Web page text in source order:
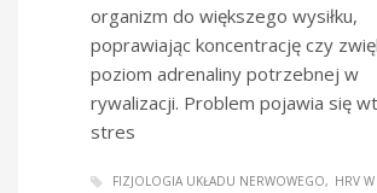
organizm do większego wysiłku,
poprawiając koncentrację czy
poziom adrenaliny potrzebnej w
rywalizacji. Problem pojawia się
stres
FIZJOLOGIA UKŁADU NERWOWEGO
HRV